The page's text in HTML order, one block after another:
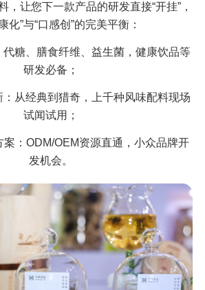
，让您下一款产品的研发直接“开挂”，
化”与“口感创”的完美平衡：
代糖、膳食纤维、益生菌，健康饮品等
研发必备；
：从经典到猎奇，上千种风味配料现场
试闻试用；
案：ODM/OEM资源直通，小众品牌开
发机会。